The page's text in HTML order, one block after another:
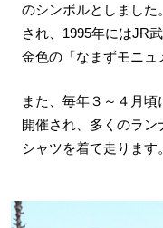
のシンボルとしまし
され、1995年にはJR
金色の「なまずモニュ
また、毎年３～４月
開催され、多くのラン
シャツを着て走ります。